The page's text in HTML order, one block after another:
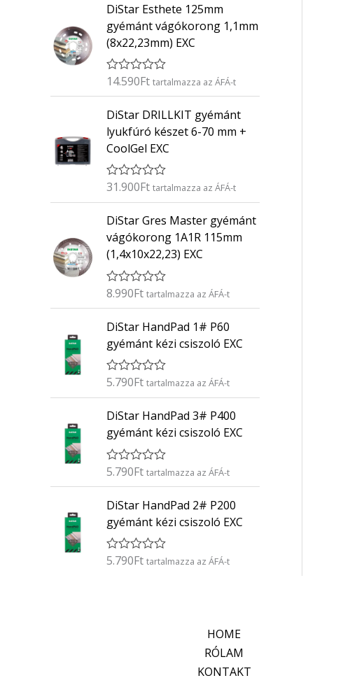
DiStar Esthete 125mm
gyémánt vágókorong 1,1mm
(8x22,23mm) EXC
É
é
k
e
l
s
:
0
/
5
14.590Ft tartalmazza az ÁFÁ-t
DiStar DRILLKIT gyémánt
lyukfúró készet 6-70 mm +
CoolGel EXC
É
é
e
l
s
:
0
/
5
31.900Ft tartalmazza az ÁFÁ-t
DiStar Gres Master gyémánt
vágókorong 1A1R 115mm
(1,4x10x22,23) EXC
É
é
e
é
s
/
8.990Ft tartalmazza az ÁFÁ-t
DiStar HandPad 1# P60
gyémánt kézi csiszoló EXC
É
é
e
é
s
/
5.790Ft tartalmazza az ÁFÁ-t
DiStar HandPad 3# P400
gyémánt kézi csiszoló EXC
É
é
e
é
s
5.790Ft tartalmazza az ÁFÁ-t
DiStar HandPad 2# P200
gyémánt kézi csiszoló EXC
É
5.790Ft tartalmazza az ÁFÁ-t
HOME
RÓLAM
KONTAKT